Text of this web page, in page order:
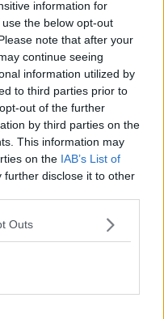
information for
the below opt-out
note that after your
continue seeing
information utilized by
to third parties prior to
out of the further
by third parties on the
This information may
on the IAB’s List of
further disclose it to other
Outs